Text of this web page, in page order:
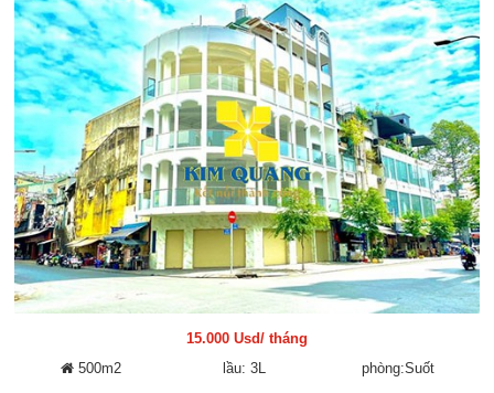
15.000 Usd/ tháng
500m2
lầu: 3L phòng:Suốt